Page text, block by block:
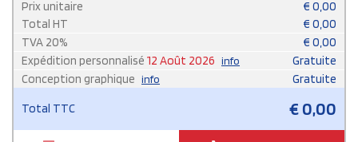
Prix unitaire € 0,00
Total HT
€ 0,00
TVA 20% € 0,00
Expédition personnalisé 12 Août 2026 info
Gratuite
Conception graphique info Gratuite
Total TTC €0,00